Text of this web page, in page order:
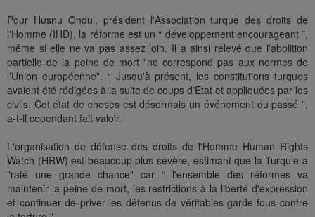
Pour Husnu Ondul, président l'Association turque des droits de
l'Homme (IHD), la réforme est un “ développement encourageant ”,
même si elle ne va pas assez loin. Il a ainsi relevé que l'abolition
partielle de la peine de mort "ne correspond pas aux normes de
l'Union européenne". “ Jusqu'à présent, les constitutions turques
avaient été rédigées à la suite de coups d'Etat et appliquées par les
civils. Cet état de choses est désormais un événement du passé ”,
a-t-il cependant fait valoir.
L'organisation de défense des droits de l'Homme Human Rights
Watch (HRW) est beaucoup plus sévère, estimant que la Turquie a
"raté une grande chance" car “ l'ensemble des réformes va
maintenir la peine de mort, les restrictions à la liberté d'expression
et continuer de priver les détenus de véritables garde-fous contre